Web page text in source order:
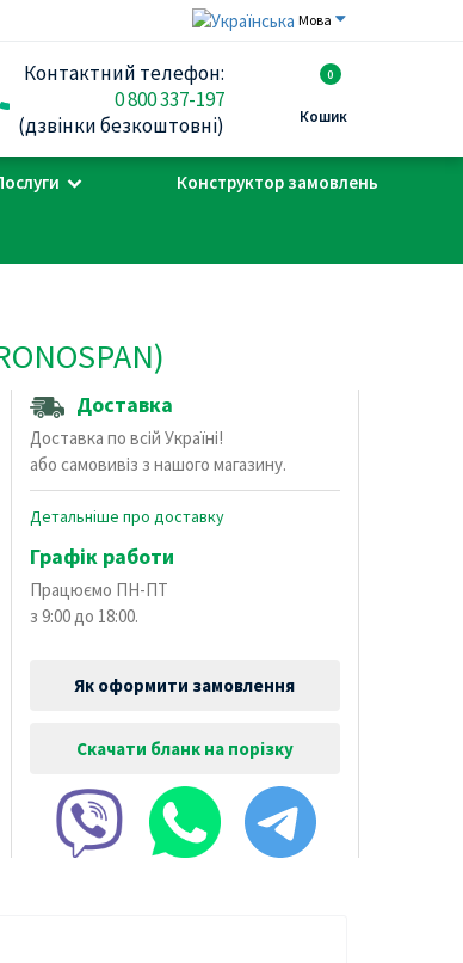
Мова
Контактний телефон:
0 800 337-197
(дзвінки безкоштовні)
0
Кошик
Конструктор замовлень
Доставка
Доставка по всій Україні!
або самовивіз з нашого магазину.
Детальніше про доставку
Графік работи
Працюємо ПН-ПТ
з 9:00 до 18:00.
Як оформити замовлення
Скачати бланк на порізку